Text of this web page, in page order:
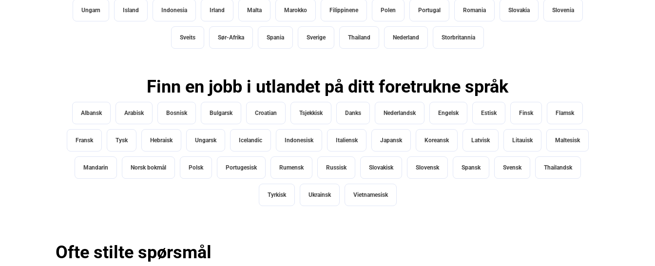
Ungarn Island Indonesia Irland Malta Marokko Filippinene Polen Portugal Romania Slovakia Slovenia
Sveits Sør-Afrika Spania Sverige Thailand Nederland Storbritannia
Finn en jobb i utlandet på ditt foretrukne språk
Albansk Arabisk Bosnisk Bulgarsk Croatian Tsjekkisk Danks Nederlandsk Engelsk Estisk Finsk Flamsk
Fransk Tysk Hebraisk Ungarsk Icelandic Indonesisk Italiensk Japansk Koreansk Latvisk Litauisk Maltesisk
Mandarin Norsk bokmål Polsk Portugesisk Rumensk Russisk Slovakisk Slovensk Spansk Svensk Thailandsk
Tyrkisk Ukrainsk Vietnamesisk
Ofte stilte spørsmål